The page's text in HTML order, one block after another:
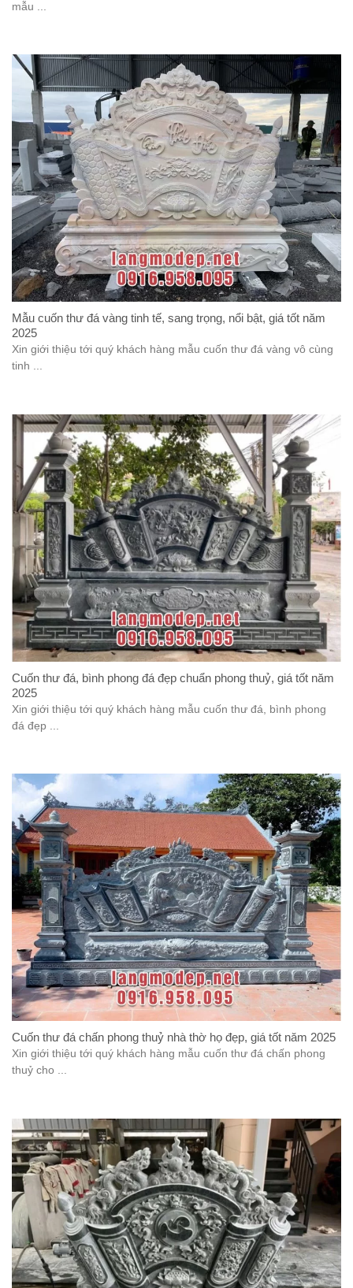
mẫu ...
Mẫu cuốn thư đá vàng tinh tế, sang trọng, nổi bật, giá tốt năm
2025
Xin giới thiệu tới quý khách hàng mẫu cuốn thư đá vàng vô cùng
tinh ...
Cuốn thư đá, bình phong đá đẹp chuẩn phong thuỷ, giá tốt năm
2025
Xin giới thiệu tới quý khách hàng mẫu cuốn thư đá, bình phong
đá đẹp ...
Cuốn thư đá chấn phong thuỷ nhà thờ họ đẹp, giá tốt năm 2025
Xin giới thiệu tới quý khách hàng mẫu cuốn thư đá chấn phong
thuỷ cho ...